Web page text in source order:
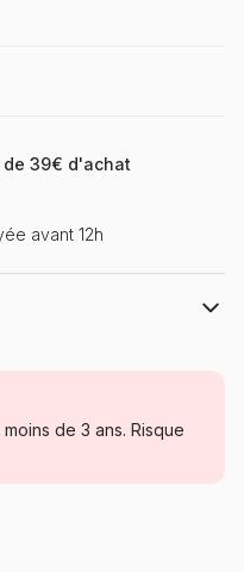
39€ d'achat
avant 12h
- Chevaux
de 3 ans. Risque